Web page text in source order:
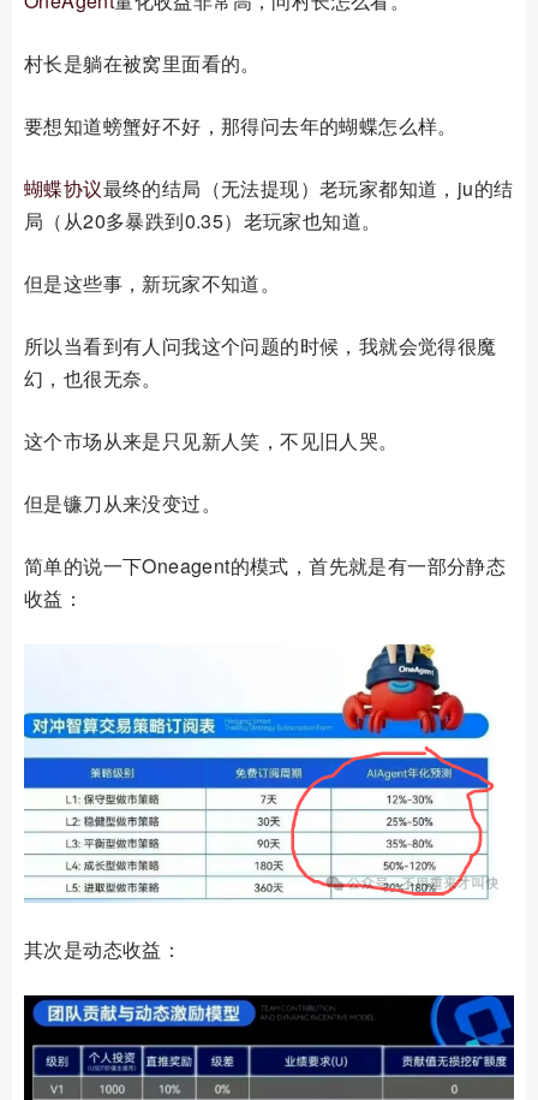
村长是躺在被窝里面看的。
要想知道螃蟹好不好，那得问去年的蝴蝶怎么样。
蝴蝶协议最终的结局（无法提现）老玩家都知道，ju的结
局（从20多暴跌到0.35）老玩家也知道。
但是这些事，新玩家不知道。
所以当看到有人问我这个问题的时候，我就会觉得很魔
幻，也很无奈。
这个市场从来是只见新人笑，不见旧人哭。
但是镰刀从来没变过。
简单的说一下Oneagent的模式，首先就是有一部分静态
收益：
其次是动态收益：